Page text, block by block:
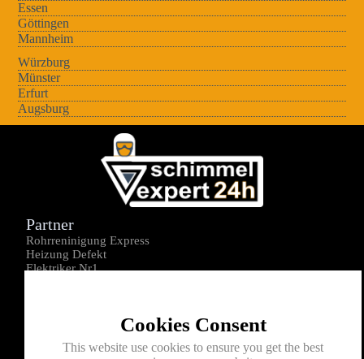
Essen
Göttingen
Mannheim
Würzburg
Münster
Erfurt
Augsburg
Cookies Consent
This website use cookies to ensure you get the best
Partner
Rohrreninigung Express
Heizung Defekt
Elektriker Nr1
Kontakt